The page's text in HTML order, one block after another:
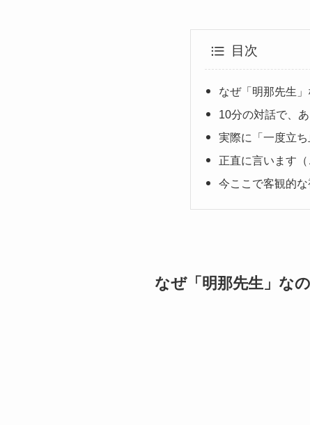
目次
なぜ「明那先生」
10分の対話で、
実際に「一度立
正直に言います（
今ここで客観的
なぜ「明那先生」な